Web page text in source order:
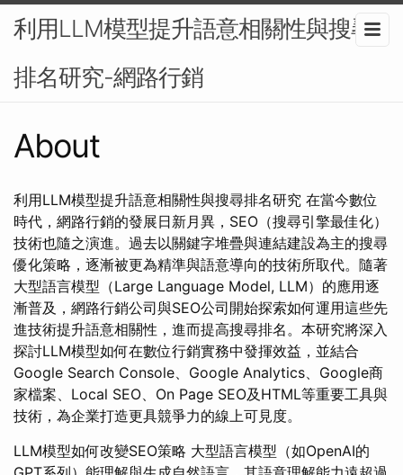
利用LLM模型提升語意相關性與搜尋
排名研究-網路行銷
About
利用LLM模型提升語意相關性與搜尋排名研究 在當今數位
時代，網路行銷的發展日新月異，SEO（搜尋引擎最佳化）
技術也隨之演進。過去以關鍵字堆疊與連結建設為主的搜尋
優化策略，逐漸被更為精準與語意導向的技術所取代。隨著
大型語言模型（Large Language Model, LLM）的應用逐
漸普及，網路行銷公司與SEO公司開始探索如何運用這些先
進技術提升語意相關性，進而提高搜尋排名。本研究將深入
探討LLM模型如何在數位行銷實務中發揮效益，並結合
Google Search Console、Google Analytics、Google商
家檔案、Local SEO、On Page SEO及HTML等重要工具與
技術，為企業打造更具競爭力的線上可見度。
LLM模型如何改變SEO策略 大型語言模型（如OpenAI的